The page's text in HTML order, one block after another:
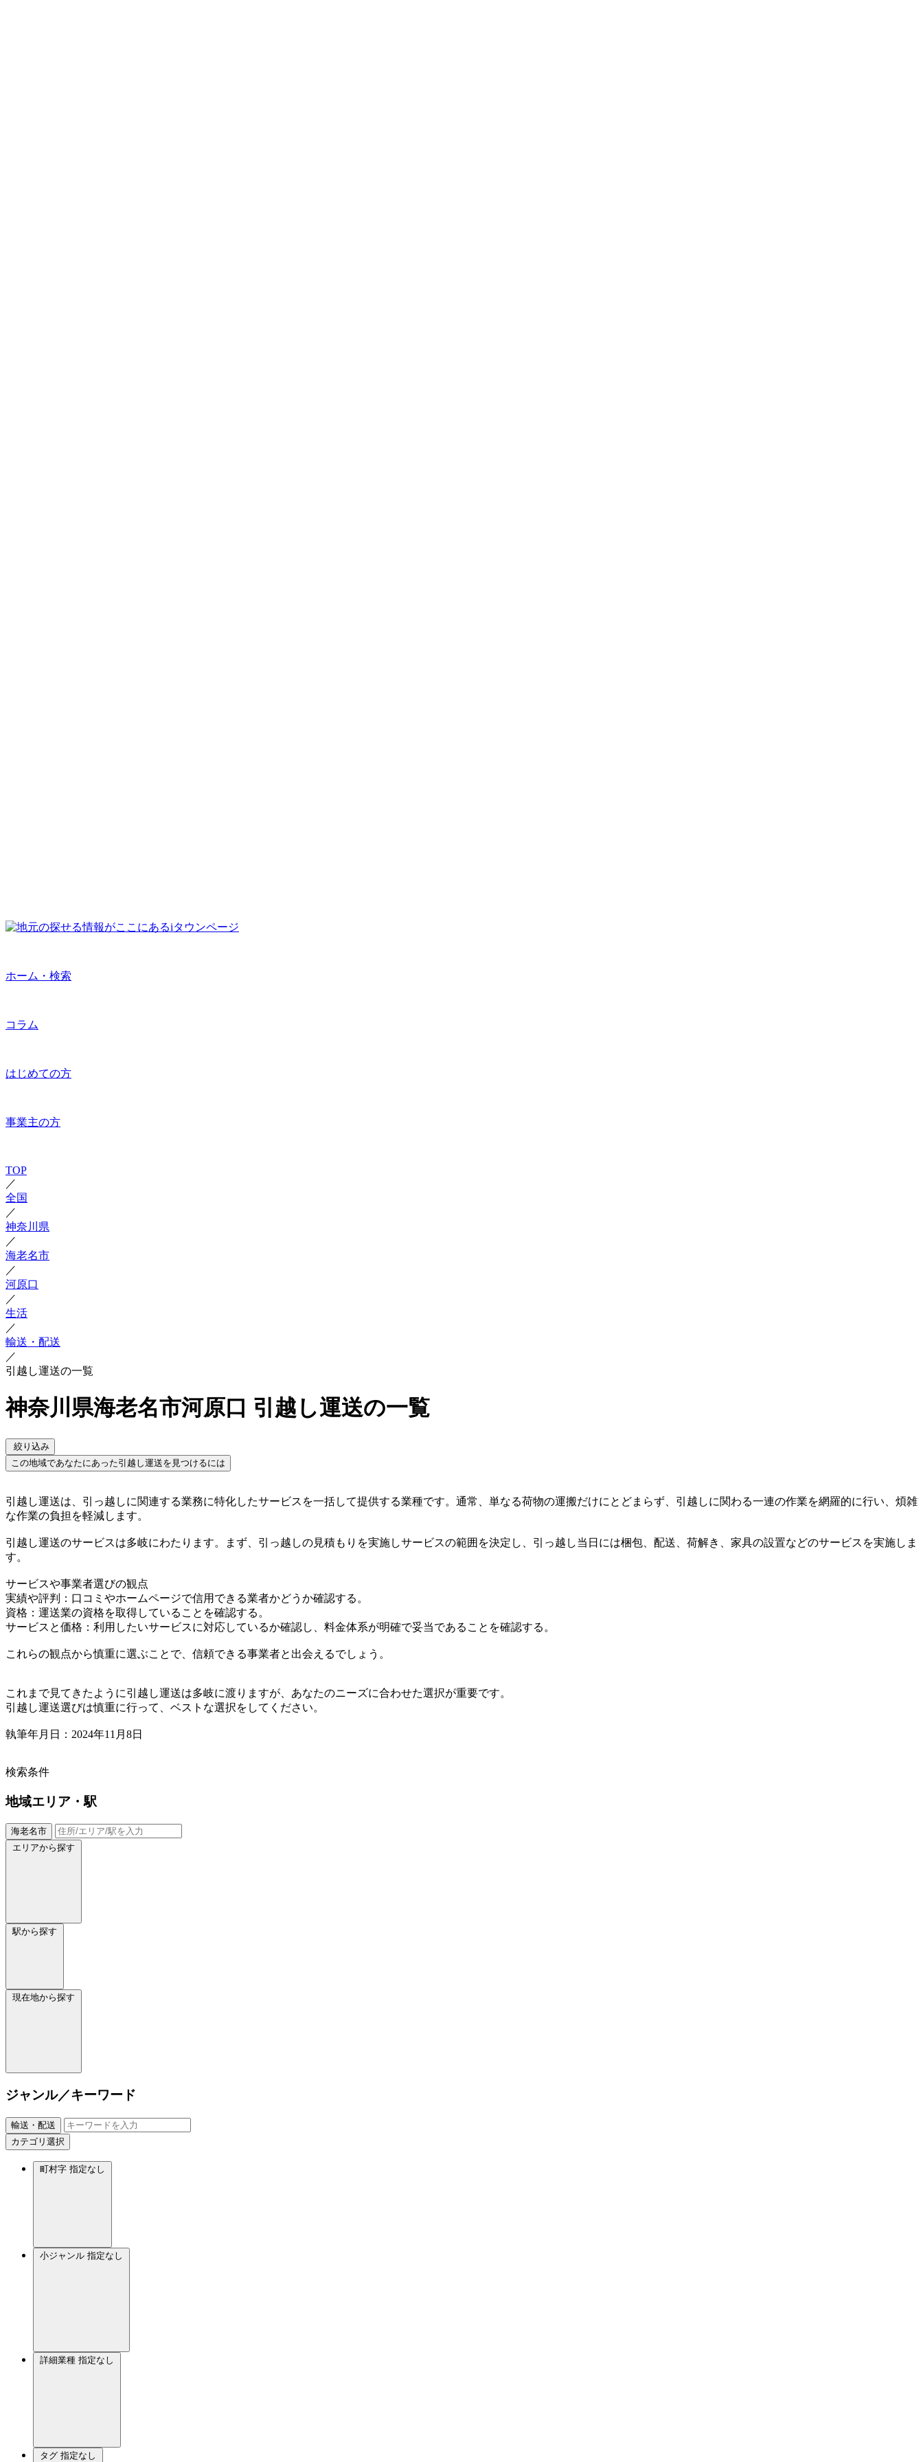
ホーム・検索
コラム
はじめての方
事業主の方
TOP
／
全国
／
神奈川県
／
海老名市
／
河原口
／
生活
／
輸送・配送
／
引越し運送の一覧
神奈川県海老名市河原口 引越し運送の一覧
絞り込み
この地域であなたにあった引越し運送を見つけるには
引越し運送は、引っ越しに関連する業務に特化したサービスを一括して提供する業種です。通常、単なる荷物の運搬だけにとどまらず、引越しに関わる一連の作業を網羅的に行い、煩雑
な作業の負担を軽減します。
引越し運送のサービスは多岐にわたります。まず、引っ越しの見積もりを実施しサービスの範囲を決定し、引っ越し当日には梱包、配送、荷解き、家具の設置などのサービスを実施しま
す。
サービスや事業者選びの観点
実績や評判：口コミやホームページで信用できる業者かどうか確認する。
資格：運送業の資格を取得していることを確認する。
サービスと価格：利用したいサービスに対応しているか確認し、料金体系が明確で妥当であることを確認する。
これらの観点から慎重に選ぶことで、信頼できる事業者と出会えるでしょう。
これまで見てきたように引越し運送は多岐に渡りますが、あなたのニーズに合わせた選択が重要です。
引越し運送選びは慎重に行って、ベストな選択をしてください。
執筆年月日：2024年11月8日
検索条件
地域エリア・駅
海老名市
エリアから探す
駅から探す
現在地から探す
ジャンル／キーワード
輸送・配送
カテゴリ選択
町村字 指定なし
小ジャンル 指定なし
詳細業種 指定なし
タグ 指定なし